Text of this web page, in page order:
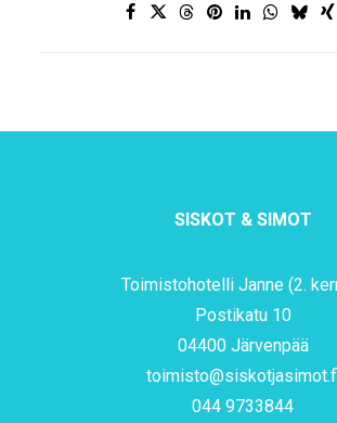
SISKOT & SIMOT
Toimistohotelli Janne (2.
Postikatu 10
04400 Järvenpää
044 9733844